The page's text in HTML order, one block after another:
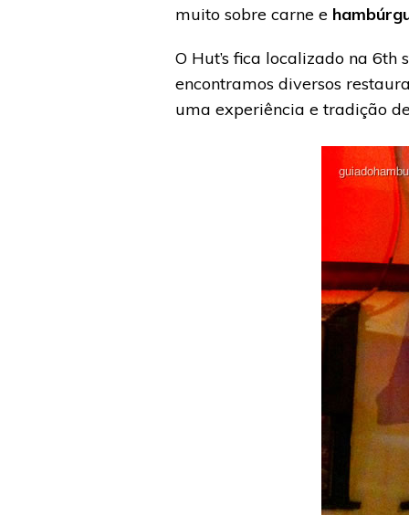
muito sobre carne e
O Hut’s fica localizado na
encontramos diversos
uma experiência e tradição